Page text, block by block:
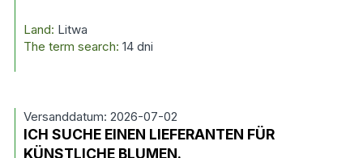
Land: Litwa
The term search: 14 dni
Versanddatum: 2026-07-02
ICH SUCHE EINEN LIEFERANTEN FÜR
KÜNSTLICHE BLUMEN.